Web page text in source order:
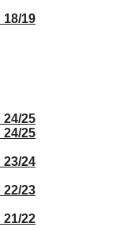
19
24/25
24/25
23/24
22/23
21/22